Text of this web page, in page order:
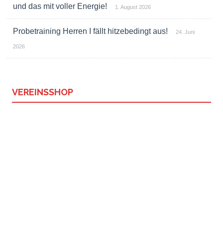
und das mit voller Energie!
1. August 2026
Probetraining Herren I fällt hitzebedingt aus! 24. Juni
2026
VEREINSSHOP